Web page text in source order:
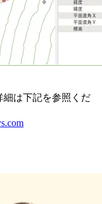
は下記を参照くだ